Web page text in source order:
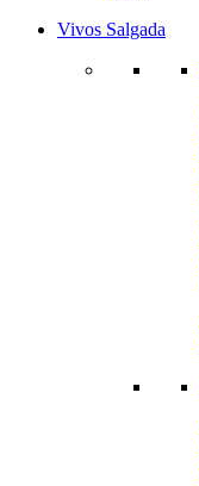
Vivos Salgada